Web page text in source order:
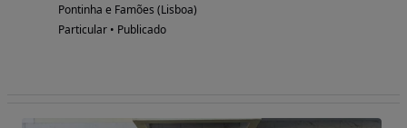
Pontinha e Famões (Lisboa)
Particular • Publicado